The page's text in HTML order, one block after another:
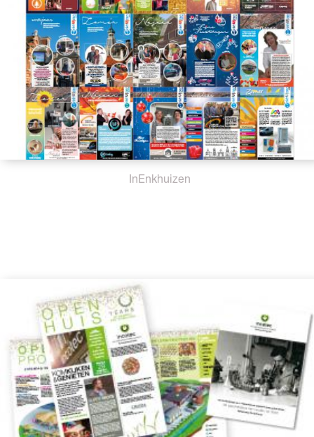
InEnkhuizen